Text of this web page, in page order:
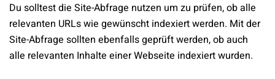
Du solltest die Site-Abfrage nutzen um zu prüfen, ob alle
relevanten URLs wie gewünscht indexiert werden. Mit der
Site-Abfrage sollten ebenfalls geprüft werden, ob auch
alle relevanten Inhalte einer Webseite indexiert wurden.